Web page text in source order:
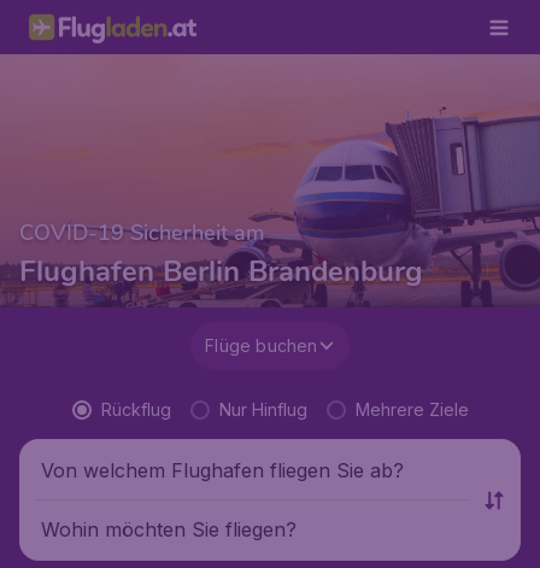
COVID-19 Sicherheit am
Flughafen Berlin Brandenburg
Flüge buchen
Rückflug Nur Hinflug Mehrere Ziele
Von welchem Flughafen fliegen Sie ab?
Wohin möchten Sie fliegen?